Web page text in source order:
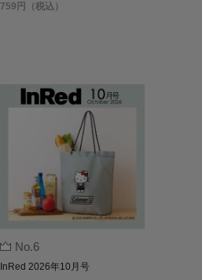
759円（税込）
No.6
InRed 2026年10月号